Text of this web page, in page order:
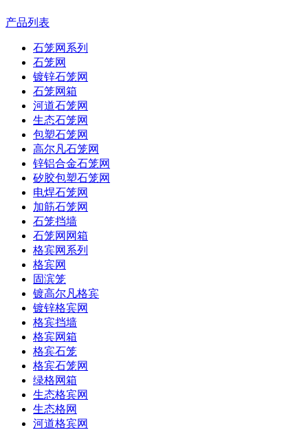
产品列表
石笼网系列
石笼网
镀锌石笼网
石笼网箱
河道石笼网
生态石笼网
包塑石笼网
高尔凡石笼网
锌铝合金石笼网
矽胶包塑石笼网
电焊石笼网
加筋石笼网
石笼挡墙
石笼网网箱
格宾网系列
格宾网
固滨笼
镀高尔凡格宾
镀锌格宾网
格宾挡墙
格宾网箱
格宾石笼
格宾石笼网
绿格网箱
生态格宾网
生态格网
河道格宾网